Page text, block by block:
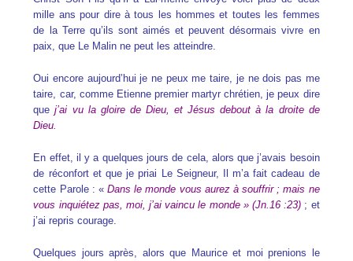
mille ans pour dire à tous les hommes et toutes les femmes
de la Terre qu’ils sont aimés et peuvent désormais vivre en
paix, que Le Malin ne peut les atteindre.
Oui encore aujourd’hui je ne peux me taire, je ne dois pas me
taire, car, comme Etienne premier martyr chrétien, je peux dire
quej’ai vu la gloire de Dieu, et Jésus debout à la droite de
Dieu.
En effet, il y a quelques jours de cela, alors que j’avais besoin
de réconfort et que je priai Le Seigneur, Il m’a fait cadeau de
cette Parole : «Dans le monde vous aurez à souffrir ; mais ne
vous inquiétez pas, moi, j’ai vaincu le monde » (Jn.16 :23) ; et
j’ai repris courage.
Quelques jours après, alors que Maurice et moi prenions le